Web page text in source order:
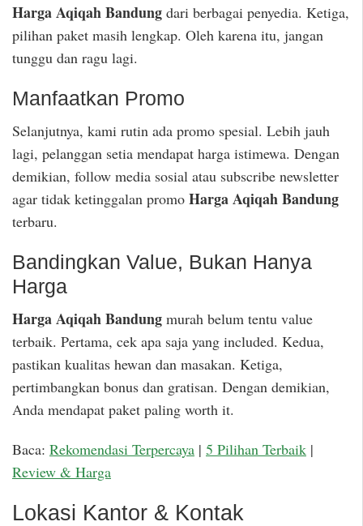
Harga Aqiqah Bandung dari berbagai penyedia. Ketiga,
pilihan paket masih lengkap. Oleh karena itu, jangan
tunggu dan ragu lagi.
Manfaatkan Promo
Selanjutnya, kami rutin ada promo spesial. Lebih jauh
lagi, pelanggan setia mendapat harga istimewa. Dengan
demikian, follow media sosial atau subscribe newsletter
agar tidak ketinggalan promo Harga Aqiqah Bandung
terbaru.
Bandingkan Value, Bukan Hanya
Harga
Harga Aqiqah Bandung murah belum tentu value
terbaik. Pertama, cek apa saja yang included. Kedua,
pastikan kualitas hewan dan masakan. Ketiga,
pertimbangkan bonus dan gratisan. Dengan demikian,
Anda mendapat paket paling worth it.
Baca: Rekomendasi Terpercaya | 5 Pilihan Terbaik |
Review & Harga
Lokasi Kantor & Kontak